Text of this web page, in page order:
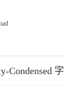
Condensed